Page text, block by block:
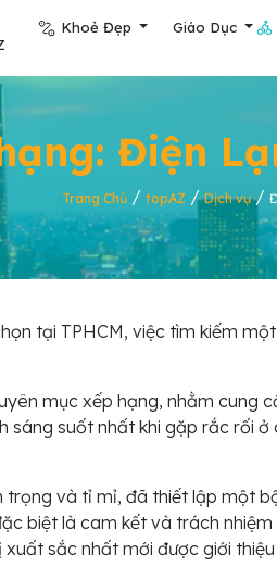
Khoẻ Đẹp Giáo Dục
Điện
Trang Chủ/ topAZ /Dịch vụ/
tại TPHCM, việc tìm kiếm
mục xếp hạng, nhằm cung
suốt nhất khi gặp rắc rối
và tỉ mỉ, đã thiết lập một
biệt là cam kết và trách
sắc nhất mới được giới